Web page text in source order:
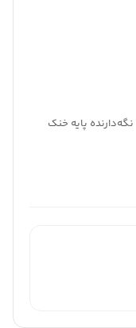
نگه‌دارنده پایه خنک